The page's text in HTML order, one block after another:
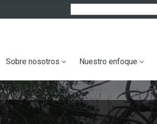
Sobre nosotros Nuestro enfoque